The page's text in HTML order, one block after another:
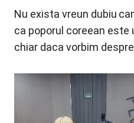
Nu exista vreun dubiu
ca poporul coreean
chiar daca vorbim